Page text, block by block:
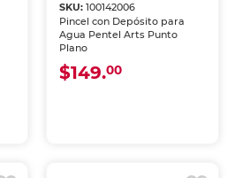
SKU: 100142006
Pincel con Depósito para
Agua Pentel Arts Punto
Plano
$149.00